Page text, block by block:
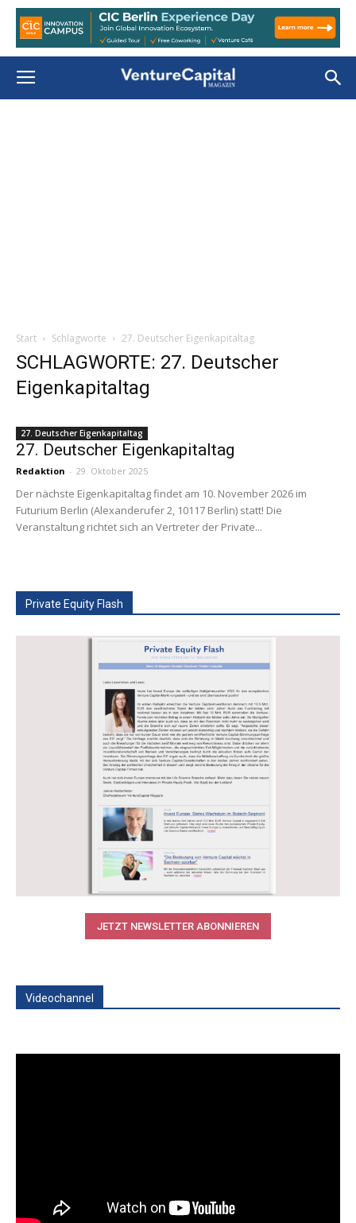
Start Schlagworte 27. Deutscher Eigenkapitaltag
SCHLAGWORTE: 27. Deutscher
Eigenkapitaltag
27. Deutscher Eigenkapitaltag
27. Deutscher Eigenkapitaltag
Redaktion - 29. Oktober 2025
Der nächste Eigenkapitaltag findet am 10. November 2026 im
Futurium Berlin (Alexanderufer 2, 10117 Berlin) statt! Die
Veranstaltung richtet sich an Vertreter der Private...
Private Equity Flash
JETZT NEWSLETTER ABONNIEREN
Videochannel